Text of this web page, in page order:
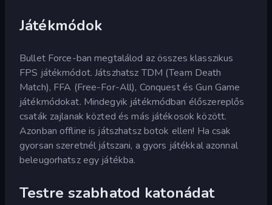
Játékmódok
Bullet Force-ban megtalálod az összes klasszikus
FPS játékmódot. Játszhatsz TDM (Team Death
Match), FFA (Free-For-All), Conquest és Gun Game
játékmódokat. Mindegyik játékmódban élőszereplős
csaták zajlanak közted és más játékosok között.
Azonban offline is játszhatsz botok ellen! Ha csak
gyorsan szeretnél játszani, a gyors játékkal azonnal
beleugorhatsz egy játékba.
Testre szabhatod katonádat